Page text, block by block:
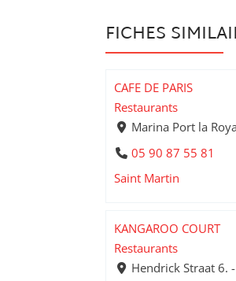
FICHES
CAFE DE PARIS
Restaurants
Marina Port la
05 90 87 55 81
Saint Martin
KANGAROO COURT
Restaurants
Hendrick Straat 6.